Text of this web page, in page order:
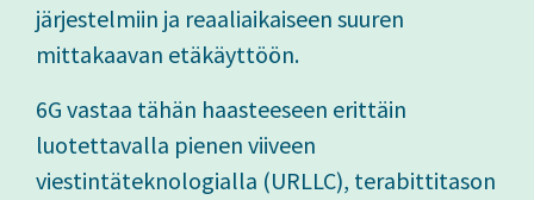
järjestelmiin ja reaaliaikaiseen suuren
mittakaavan etäkäyttöön.
6G vastaa tähän haasteeseen erittäin
luotettavalla pienen viiveen
viestintäteknologialla (URLLC), terabittitason